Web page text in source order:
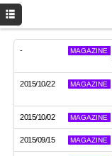
- MAGAZINE
2015/10/22 MAGAZINE
2015/10/02 MAGAZINE
2015/09/15 MAGAZINE
PROFILE
LIVE/EVENT